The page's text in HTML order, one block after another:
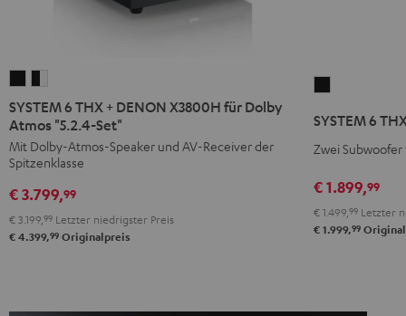
6
THX
+
DENON
X3800H
Dolby
6
THX
+
DENON
X3800H
Dolby
SYSTEM 6 THX + DENON X3800H für Dolby
Atmos "5.2.4-Set"
Mit Dolby-Atmos-Speaker und AV-Receiver der
Spitzenklasse
€ 3.799,99
€ 3.199, 99 Letzter niedrigster Preis
€ 4.399,99 Originalpreis
THX
"5.2-
Schwarz
SYSTEM 6
Zwei
€ 1.899,99
€ 1.499,99 Letzter
€ 1.999,99